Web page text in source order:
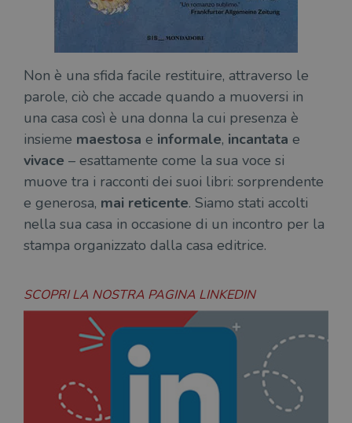
Non è una sfida facile restituire, attraverso le
parole, ciò che accade quando a muoversi in
una casa così è una donna la cui presenza è
insieme maestosa e informale, incantata e
vivace – esattamente come la sua voce si
muove tra i racconti dei suoi libri: sorprendente
e generosa, mai reticente. Siamo stati accolti
nella sua casa in occasione di un incontro per la
stampa organizzato dalla casa editrice.
SCOPRI LA NOSTRA PAGINA LINKEDIN